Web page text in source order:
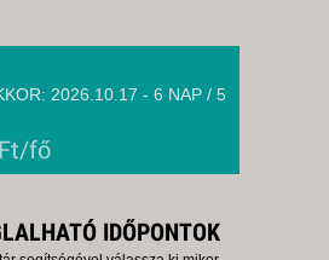
2026.10.17 - 6 NAP / 5
Ft/fő
IDŐPONTOK